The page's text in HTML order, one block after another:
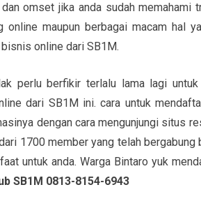
dan omset jika anda sudah
online maupun berbagai macam hal
online dari SB1M.
perlu berfikir terlalu lama lagi
dari SB1M ini. cara untuk
dengan cara mengunjungi situs
1700 member yang telah
untuk anda. Warga Bintaro yuk
SB1M 0813-8154-6943